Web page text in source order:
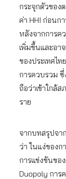
กระจุกตัวของ
ค่า HHI ก่อนก
หลังจากการค
เพิ่มขึ้นและอา
ของประเทศไ
การควบรวม
ถือว่าเข้าใกล้
ราย
จากบทสรุปจา
ว่า ในแง่ของ
การแข่งขันขอ
Duopoly การ